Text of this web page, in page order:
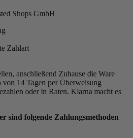
Shops GmbH
Zahlart
anschließend Zuhause die Ware
14 Tagen per Überweisung
oder in Raten. Klarna macht es
sind folgende Zahlungsmethoden